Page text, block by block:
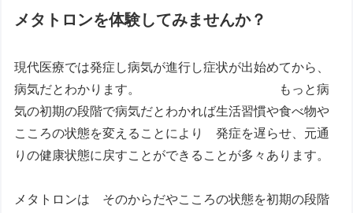
メタトロンを体験してみませんか？
現代医療では発症し病気が進行し症状が出始めてから、
病気だとわかります。 もっと病
気の初期の段階で病気だとわかれば生活習慣や食べ物や
こころの状態を変えることにより 発症を遅らせ、元通
りの健康状態に戻すことができることが多々あります。
メタトロンは そのからだやこころの状態を初期の段階